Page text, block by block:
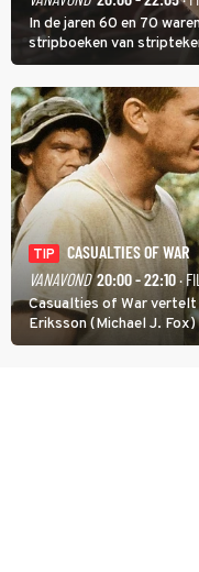
In de jaren 60 en 70
stripboeken van
meer tot leven in The
TIP
CASUALTIES OF WAR
VANAVOND 20:00 - 22:10·
Casualties of War vertelt
Eriksson (Michael J.
tijdens de